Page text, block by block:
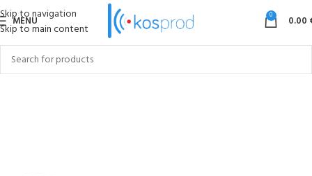
Skip to navigation
Skip to main content
MENU 0 0.00